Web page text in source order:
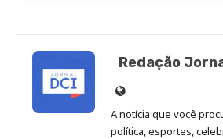
Redação
Site
de
Redação
A notícia que você
política, esportes,